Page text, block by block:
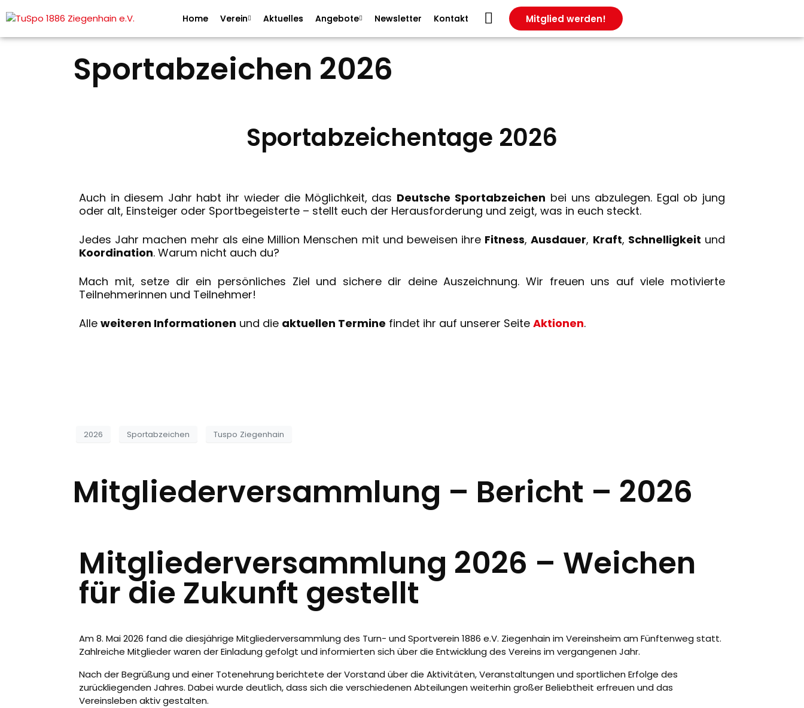
Home Verein Aktuelles Angebote Newsletter Kontakt Mitglied werden!
Sportabzeichen 2026
Sportabzeichentage 2026
Auch in diesem Jahr habt ihr wieder die Möglichkeit, das Deutsche Sportabzeichen bei uns abzulegen. Egal ob jung
oder alt, Einsteiger oder Sportbegeisterte – stellt euch der Herausforderung und zeigt, was in euch steckt.
Jedes Jahr machen mehr als eine Million Menschen mit und beweisen ihre Fitness,Ausdauer, Kraft, Schnelligkeit und
Koordination. Warum nicht auch du?
Mach mit, setze dir ein persönliches Ziel und sichere dir deine Auszeichnung. Wir freuen uns auf viele motivierte
Teilnehmerinnen und Teilnehmer!
Alle weiteren Informationen und die aktuellen Termine findet ihr auf unserer Seite Aktionen.
2026 Sportabzeichen Tuspo Ziegenhain
Mitgliederversammlung – Bericht – 2026
Mitgliederversammlung 2026 – Weichen
für die Zukunft gestellt
Am 8. Mai 2026 fand die diesjährige Mitgliederversammlung des Turn- und Sportverein 1886 e.V. Ziegenhain im Vereinsheim am Fünftenweg statt.
Zahlreiche Mitglieder waren der Einladung gefolgt und informierten sich über die Entwicklung des Vereins im vergangenen Jahr.
Nach der Begrüßung und einer Totenehrung berichtete der Vorstand über die Aktivitäten, Veranstaltungen und sportlichen Erfolge des
zurückliegenden Jahres. Dabei wurde deutlich, dass sich die verschiedenen Abteilungen weiterhin großer Beliebtheit erfreuen und das
Vereinsleben aktiv gestalten.